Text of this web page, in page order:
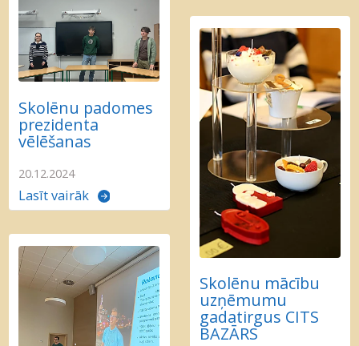
Skolēnu padomes
prezidenta
vēlēšanas
20.12.2024
Lasīt vairāk
Skolēnu mācību
uzņēmumu
gadatirgus CITS
BAZĀRS